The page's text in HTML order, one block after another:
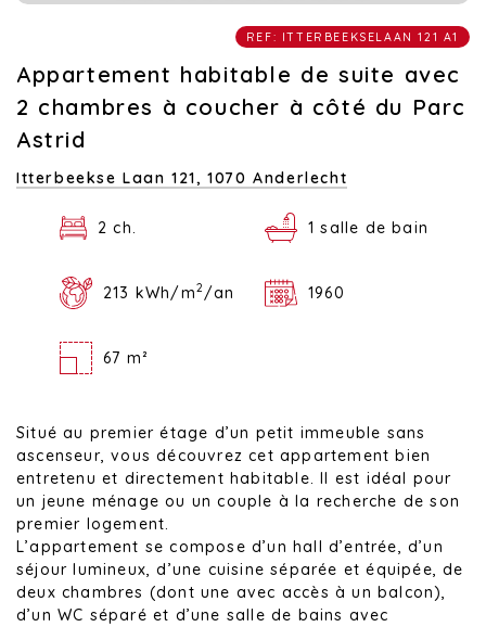
REF: ITTERBEEKSELAAN 121 A1
Appartement habitable de suite avec
2 chambres à coucher à côté du Parc
Astrid
Itterbeekse Laan 121,1070 Anderlecht
2 ch. 1 salle de bain
213 kWh/m2 /an 1960
67 m²
Situé au premier étage d’un petit immeuble sans
ascenseur, vous découvrez cet appartement bien
entretenu et directement habitable. Il est idéal pour
un jeune ménage ou un couple à la recherche de son
premier logement.
L’appartement se compose d’un hall d’entrée, d’un
séjour lumineux, d’une cuisine séparée et équipée, de
deux chambres (dont une avec accès à un balcon),
d’un WC séparé et d’une salle de bains avec